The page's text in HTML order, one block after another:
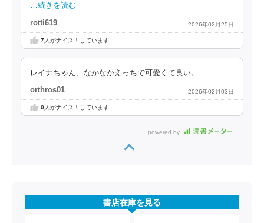
…続きを読む
rotti619 2026年02月25日
7人がナイス！しています
レイナちゃん、なかなかえっちで可愛くて良い。
orthros01 2026年02月03日
0人がナイス！しています
powered by
書店在庫を見る